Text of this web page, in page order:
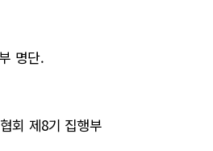
명단.
회 제8기 집행부